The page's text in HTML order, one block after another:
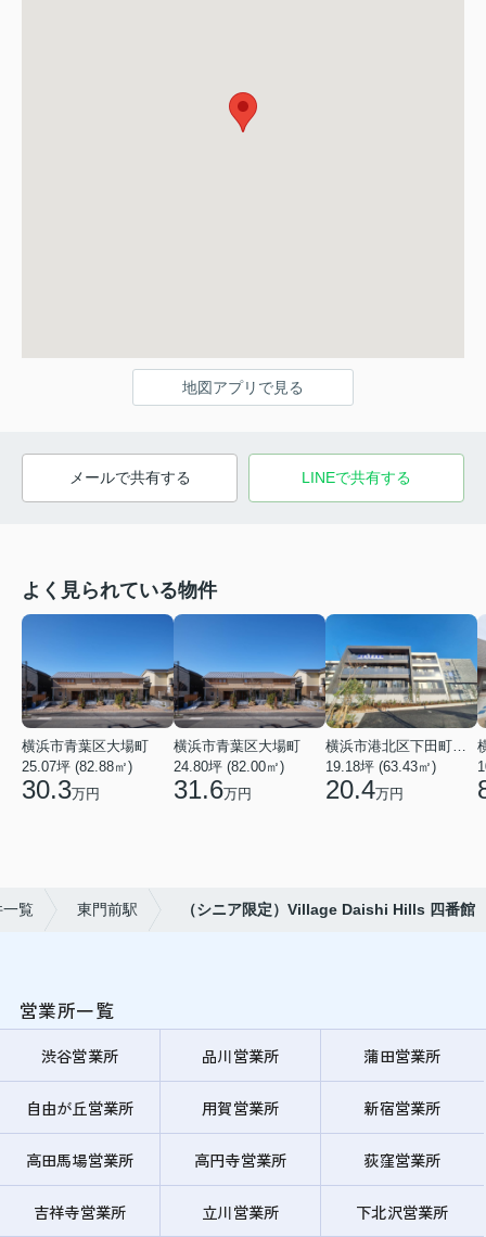
地図アプリで見る
メールで共有する LINEで共有する
よく見られている物件
横浜市青葉区大場町
25.07坪 (82.88㎡)
30.3万円
横浜市青葉区大場町
24.80坪 (82.00㎡)
31.6万円
19.18坪 (63.43㎡)
20.4万円
一覧 東門前駅 （シニア限定）Village Daishi Hills 四番館
営業所一覧
渋谷営業所 品川営業所 蒲田営業所
自由が丘営業所 用賀営業所 新宿営業所
高田馬場営業所 高円寺営業所 荻窪営業所
吉祥寺営業所 立川営業所 下北沢営業所